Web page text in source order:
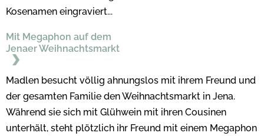
Kosenamen eingraviert...
Mit Megaphon auf dem
Jenaer Weihnachtsmarkt
Madlen besucht völlig ahnungslos mit ihrem Freund und
der gesamten Familie den Weihnachtsmarkt in Jena.
Während sie sich mit Glühwein mit ihren Cousinen
unterhält, steht plötzlich ihr Freund mit einem Megaphon